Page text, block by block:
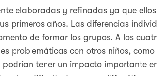
elaboradas y refinadas ya que
primeros años. Las diferencias
de formar los grupos. A los
problemáticas con otros niños,
tener un impacto importante